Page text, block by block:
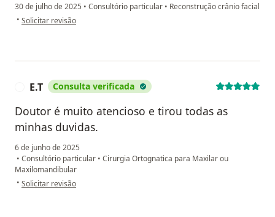
30 de julho de 2025 • Consultório particular • Reconstrução crânio facial
• na opinião do utilizador TFDAR
Solicitar revisão
E.T Consulta verificada
Doutor é muito atencioso e tirou todas as
minhas duvidas.
6 de junho de 2025
• Consultório particular • Cirurgia Ortognatica para Maxilar ou
Maxilomandibular
• na opinião do utilizador E.T
Solicitar revisão